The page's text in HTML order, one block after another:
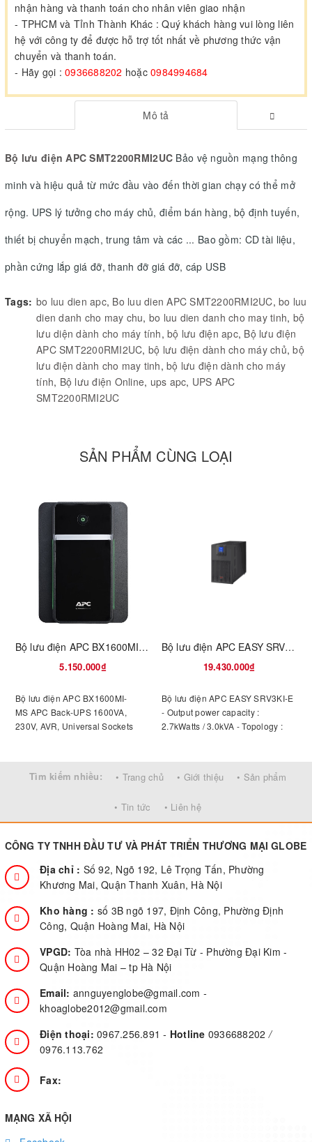
nhận hàng và thanh toán cho nhân viên giao nhận
- TPHCM và Tỉnh Thành Khác : Quý khách hàng vui lòng liên
hệ với công ty để được hỗ trợ tốt nhất về phương thức vận
chuyển và thanh toán.
- Hãy gọi : 0936688202 hoặc 0984994684
Mô tả
Bộ lưu điện APC SMT2200RMI2UC Bảo vệ nguồn mạng thông
minh và hiệu quả từ mức đầu vào đến thời gian chạy có thể mở
rộng. UPS lý tưởng cho máy chủ, điểm bán hàng, bộ định tuyến,
thiết bị chuyển mạch, trung tâm và các ... Bao gồm: CD tài liệu,
phần cứng lắp giá đỡ, thanh đỡ giá đỡ, cáp USB
Tags: bo luu dien apc, Bo luu dien APC SMT2200RMI2UC, bo luu
dien danh cho may chu, bo luu dien danh cho may tinh, bộ
lưu diện dành cho máy tính, bộ lưu điện apc, Bộ lưu điện
APC SMT2200RMI2UC, bộ lưu điện dành cho máy chủ,bộ
lưu điện dành cho may tinh, bộ lưu điện dành cho máy
tính, Bộ lưu điện Online, ups apc, UPS APC
SMT2200RMI2UC
SẢN PHẨM CÙNG LOẠI
Bộ lưu điện APC BX1600MI-MS
5.150.000₫
Bộ lưu điện APC BX1600MI-
MS APC Back-UPS 1600VA,
230V, AVR, Universal Sockets
Bộ lưu điện APC EASY SRV3KI-E
19.430.000₫
Bộ lưu điện APC EASY SRV3KI-E
- Output power capacity :
2.7kWatts / 3.0kVA - Topology :
C13, (1) IEC 320 C19- Input
load : 13 min ; full load : 4 min -
Control panel : Multi-function LCD
status and control console
Tìm kiếm nhiều: • Trang chủ • Giới thiệu • Sản phẩm
• Tin tức • Liên hệ
CÔNG TY TNHH ĐẦU TƯ VÀ PHÁT TRIỂN THƯƠNG MẠI GLOBE
Địa chỉ : Số 92, Ngõ 192, Lê Trọng Tấn, Phường
Khương Mai, Quận Thanh Xuân, Hà Nội
Kho hàng : số 3B ngõ 197, Định Công, Phường Định
Công, Quận Hoàng Mai, Hà Nội
VPGD: Tòa nhà HH02 – 32 Đại Từ - Phường Đại Kim -
Quận Hoàng Mai – tp Hà Nội
Email: annguyenglobe@gmail.com -
khoaglobe2012@gmail.com
Điện thoại: 0967.256.891- Hotline 0936688202/
0976.113.762
Fax:
MẠNG XÃ HỘI